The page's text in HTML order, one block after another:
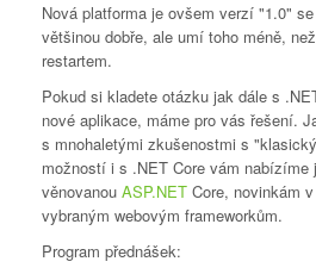
Nová platforma je ovšem verzí "1.0"
většinou dobře, ale umí toho méně,
restartem.
Pokud si kladete otázku jak dále s
nové aplikace, máme pro vás řešení.
s mnohaletými zkušenostmi s
možností i s .NET Core vám nabízíme
věnovanou ASP.NET Core, novinkám v
vybraným webovým frameworkům.
Program přednášek: